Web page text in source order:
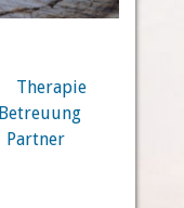
Therapie
Betreuung
Partner